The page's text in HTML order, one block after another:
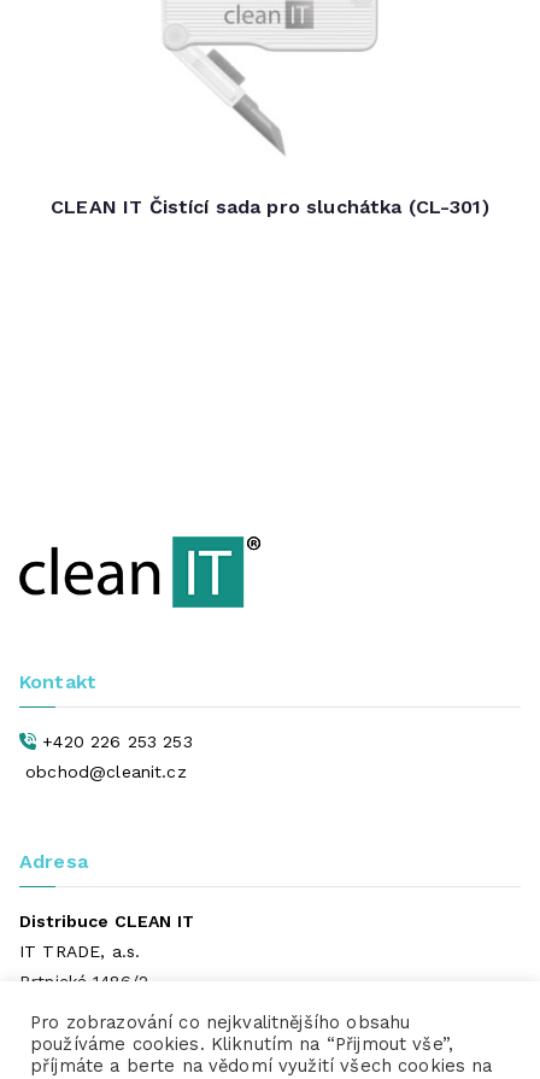
CLEAN IT Čistící sada pro sluchátka (CL-301)
Kontakt
+420 226 253 253
obchod@cleanit.cz
Adresa
Distribuce CLEAN IT
IT TRADE, a.s.
Brtnická 1486/2
101 00 Praha 10
Pro zobrazování co nejkvalitnějšího obsahu
používáme cookies. Kliknutím na “Přijmout vše”,
příjmáte a berte na vědomí využití všech cookies na